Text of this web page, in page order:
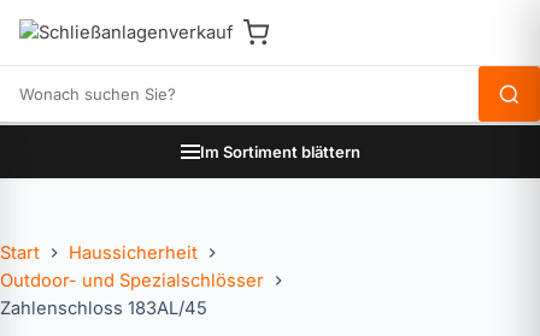
Im Sortiment blättern
Start
Haussicherheit
Outdoor- und Spezialschlösser
Zahlenschloss 183AL/45